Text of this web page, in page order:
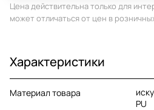
Цена действительна только для
может отличаться от цен в
Характеристики
Материал товара
PU